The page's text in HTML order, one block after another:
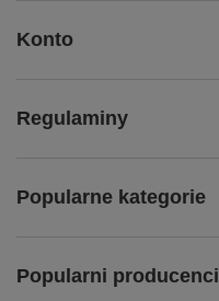
Konto
Regulaminy
Popularne kategorie
Popularni producenci